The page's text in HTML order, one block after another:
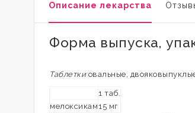
Описание лекарства
Форма выпуска,
Таблеткиовальные,
1 таб.
мелоксикам 15 мг